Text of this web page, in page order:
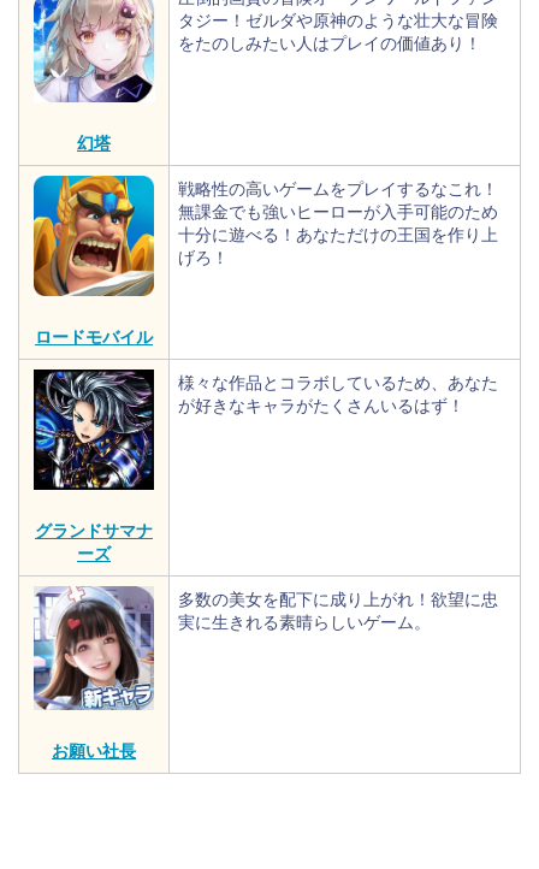
幻塔
タジー！ゼルダや原神のような壮大な冒険
をたのしみたい人はプレイの価値あり！
ロードモバイル
戦略性の高いゲームをプレイするなこれ！
無課金でも強いヒーローが入手可能のため
十分に遊べる！あなただけの王国を作り上
げろ！
グランドサマナ
ーズ
様々な作品とコラボしているため、あなた
が好きなキャラがたくさんいるはず！
お願い社長
多数の美女を配下に成り上がれ！欲望に忠
実に生きれる素晴らしいゲーム。